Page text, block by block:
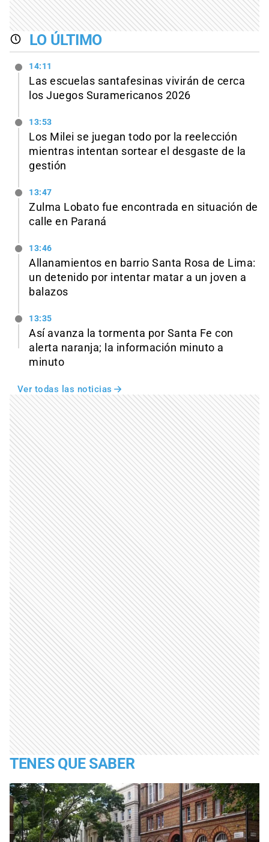
LO ÚLTIMO
14:11
Las escuelas santafesinas vivirán de cerca
los Juegos Suramericanos 2026
13:53
Los Milei se juegan todo por la reelección
mientras intentan sortear el desgaste de la
gestión
13:47
Zulma Lobato fue encontrada en situación de
calle en Paraná
13:46
Allanamientos en barrio Santa Rosa de Lima:
un detenido por intentar matar a un joven a
balazos
13:35
Así avanza la tormenta por Santa Fe con
alerta naranja; la información minuto a
minuto
Ver todas las noticias
TENES QUE SABER